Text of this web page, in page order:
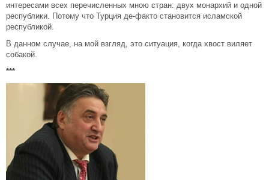
интересами всех перечисленных мною стран: двух монархий и одной
республики. Потому что Турция де-факто становится исламской
республикой.
В данном случае, на мой взгляд, это ситуация, когда хвост виляет
собакой.
***